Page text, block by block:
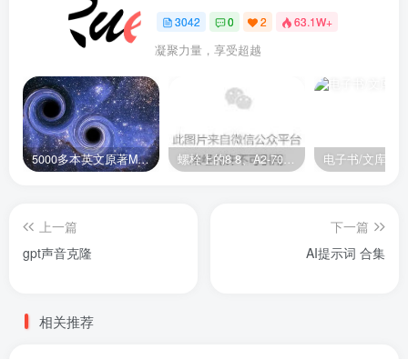
3042 0 2 63.1W+
凝聚力量，享受超越
5000多本英文原著MOBI+AZW3格式电子书百度云网盘打包下载 螺栓上的8.8、A2-70是什么意思？ 电子书/文库
上一篇
gpt声音克隆
下一篇
AI提示词 合集
相关推荐